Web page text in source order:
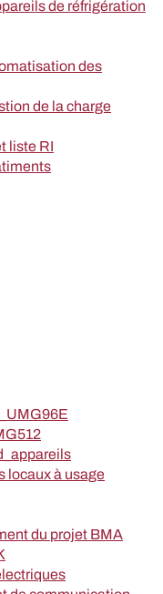
de réfrigération
des
de la charge
liste RI
locaux à usage
du projet BMA